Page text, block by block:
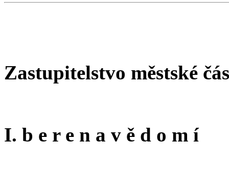
Zastupitelstvo městské
I. b e r e n a v ě d o m í